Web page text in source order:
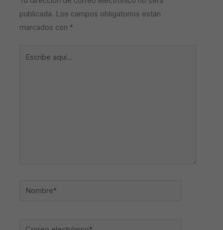
publicada. Los campos obligatorios están
marcados con *
Nombre*
Correo